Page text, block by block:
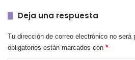
Deja una respuesta
Tu dirección de correo electrónico no será
obligatorios están marcados con *